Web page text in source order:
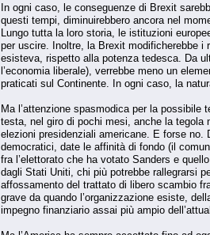
In ogni caso, le conseguenze di Brexit
questi tempi, diminuirebbero ancora nel
Lungo tutta la loro storia, le istituzioni
per uscire. Inoltre, la Brexit modificherebbe i
esisteva, rispetto alla potenza tedesca. Da
l’economia liberale), verrebbe meno un
praticati sul Continente. In ogni caso, la
Ma l’attenzione spasmodica per la
testa, nel giro di pochi mesi, anche la tegola
elezioni presidenziali americane. E forse no.
democratici, date le affinità di fondo (il
fra l’elettorato che ha votato Sanders e
dagli Stati Uniti, chi più potrebbe rallegrarsi
affossamento del trattato di libero scambio
grave da quando l’organizzazione esiste,
impegno finanziario assai più ampio